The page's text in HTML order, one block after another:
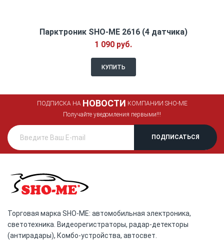
Парктроник SHO-ME 2616 (4 датчика)
1 090 руб.
КУПИТЬ
ПОДПИСКА НА НОВОСТИ КОМПАНИИ SHO-ME
Получайте уведомления первыми!!!
Торговая марка SHO-ME: автомобильная электроника,
светотехника. Видеорегистраторы, радар-детекторы
(антирадары), Комбо-устройства, автосвет.